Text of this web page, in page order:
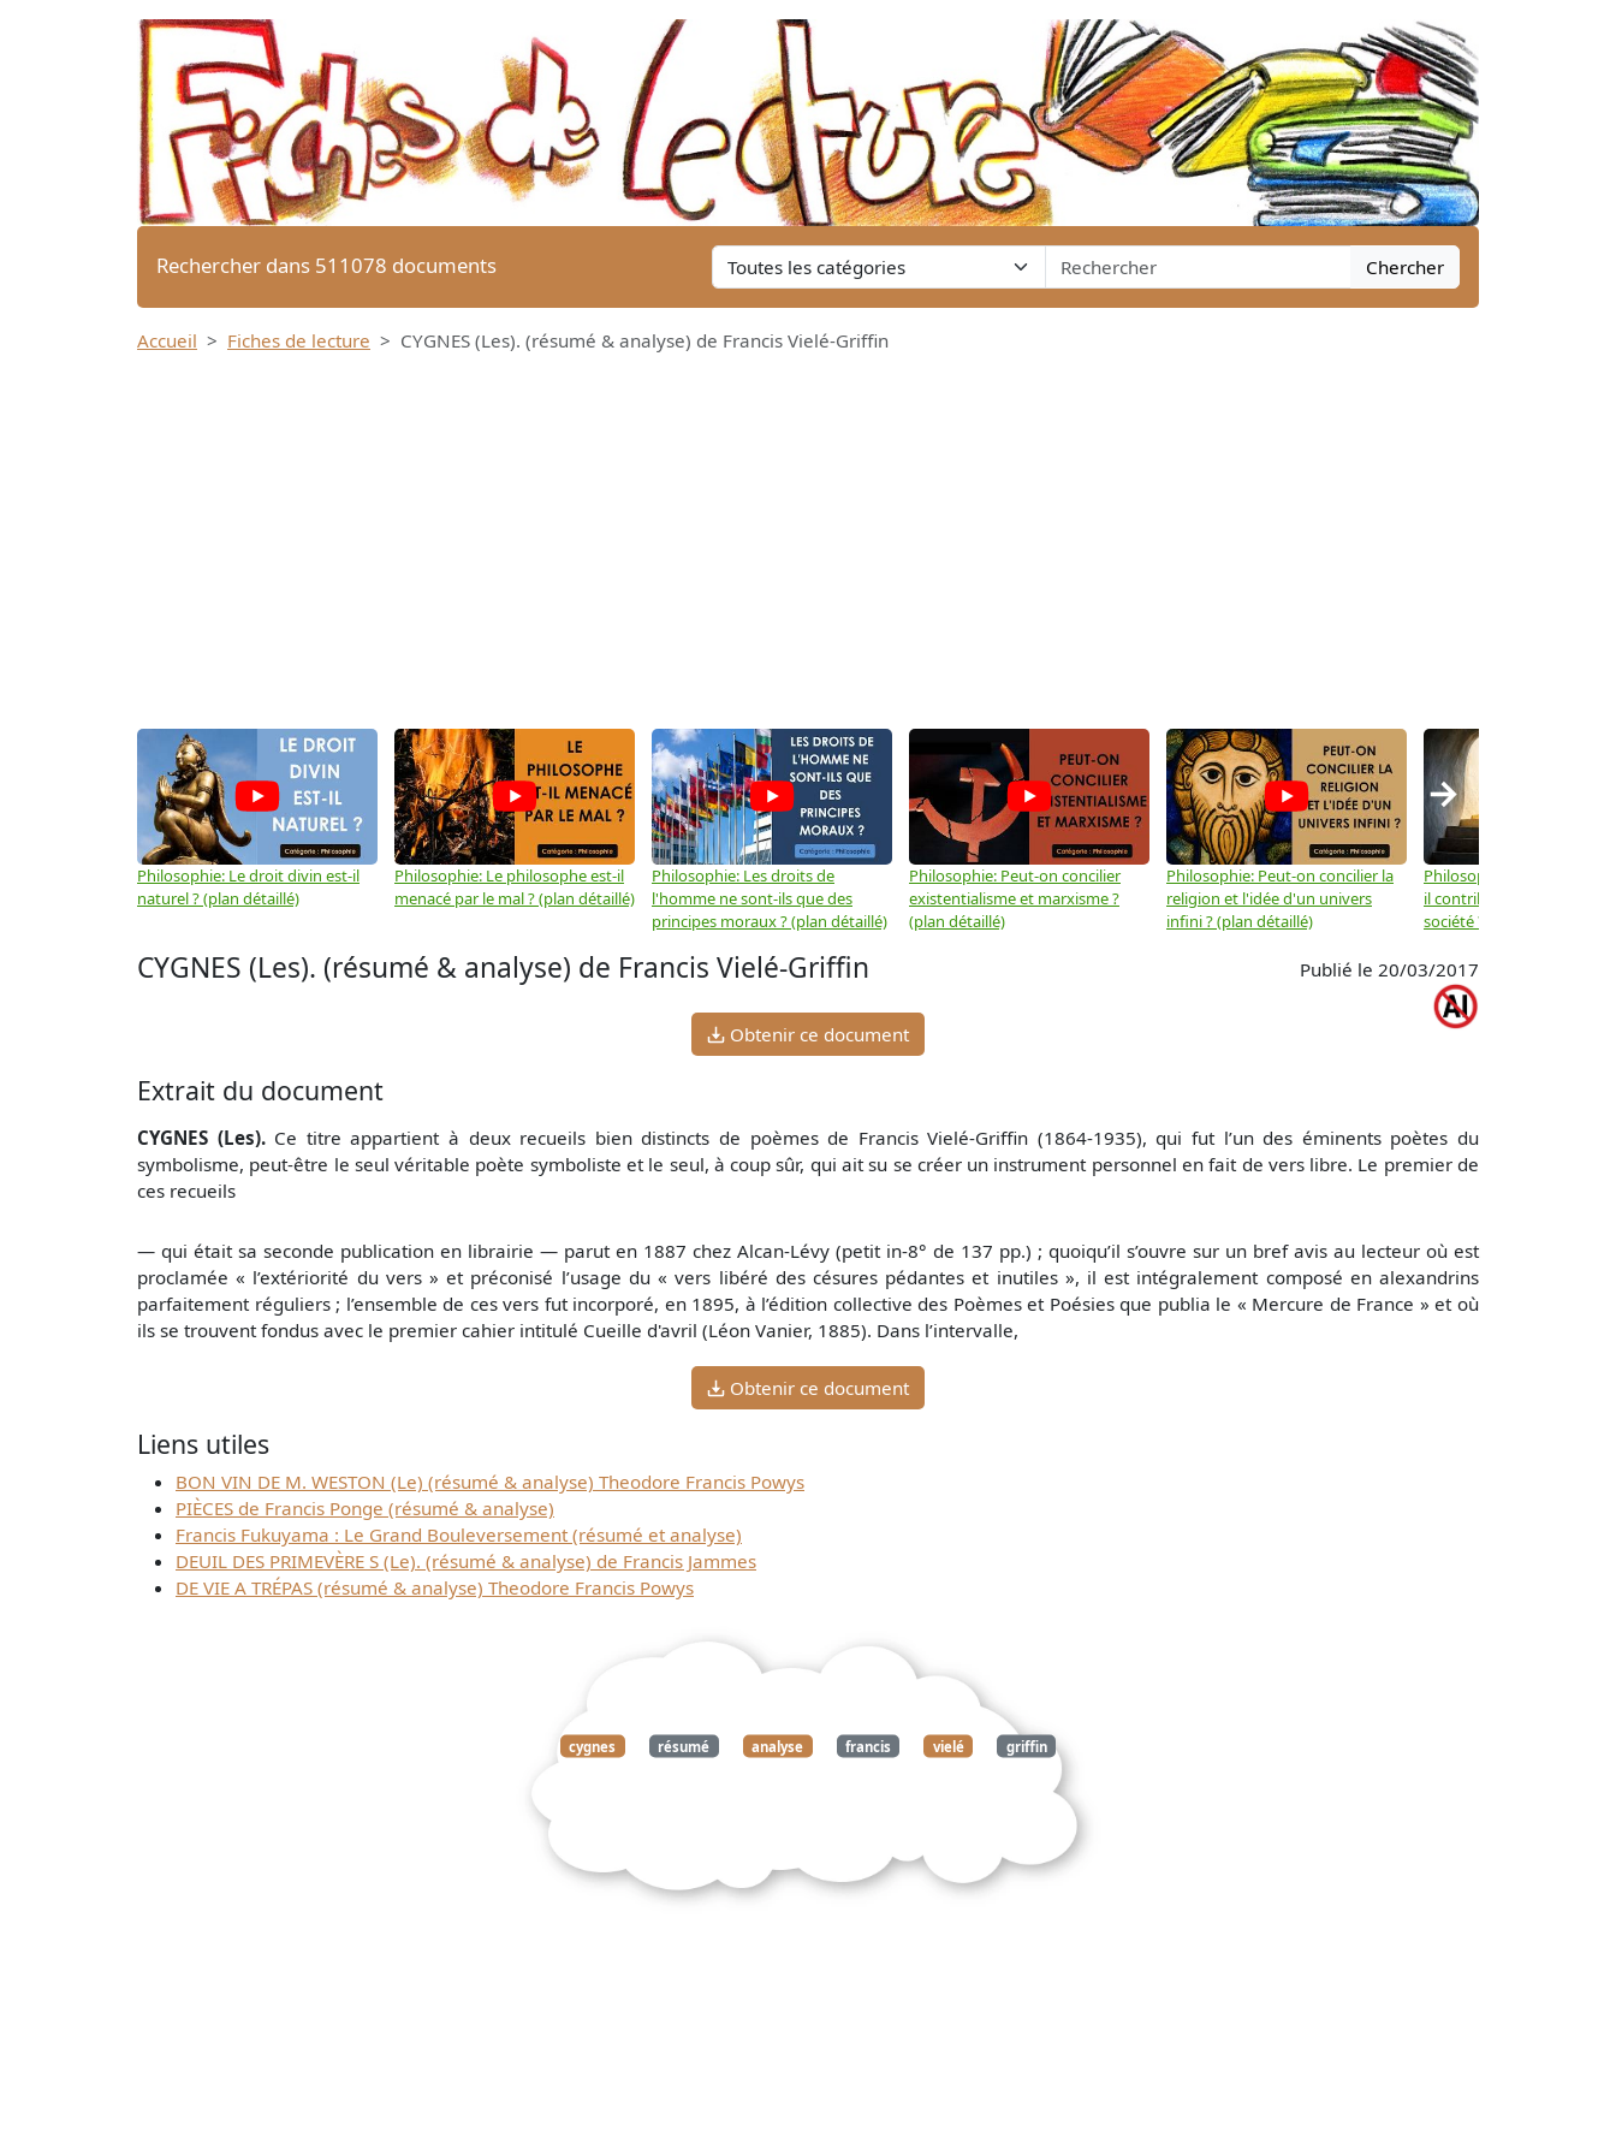
Rechercher dans 511078 documents Chercher
Accueil Fiches de lecture CYGNES (Les). (résumé & analyse) de Francis Vielé-Griffin
Philosophie: Le droit divin est-il
naturel ? (plan détaillé)
Philosophie: Le philosophe est-il
menacé par le mal ? (plan détaillé)
Philosophie: Les droits de
l'homme ne sont-ils que des
principes moraux ? (plan détaillé)
Philosophie: Peut-on concilier
existentialisme et marxisme ?
(plan détaillé)
Philosophie: Peut-on concilier la
religion et l'idée d'un univers
infini ? (plan détaillé)
Philosophie: Le
il contribuer au progrès de
société ? (plan détaillé)
→
CYGNES (Les). (résumé & analyse) de Francis Vielé-Griffin Publié le 20/03/2017
Obtenir ce document
Extrait du document
CYGNES (Les). Ce titre appartient à deux recueils bien distincts de poèmes de Francis Vielé-Griffin (1864-1935), qui fut l’un des éminents poètes du
symbolisme, peut-être le seul véritable poète symboliste et le seul, à coup sûr, qui ait su se créer un instrument personnel en fait de vers libre. Le premier de
ces recueils
— qui était sa seconde publication en librairie — parut en 1887 chez Alcan-Lévy (petit in-8° de 137 pp.) ; quoiqu’il s’ouvre sur un bref avis au lecteur où est
proclamée « l’extériorité du vers » et préconisé l’usage du « vers libéré des césures pédantes et inutiles », il est intégralement composé en alexandrins
parfaitement réguliers ; l’ensemble de ces vers fut incorporé, en 1895, à l’édition collective des Poèmes et Poésies que publia le « Mercure de France » et où
ils se trouvent fondus avec le premier cahier intitulé Cueille d'avril (Léon Vanier, 1885). Dans l’intervalle,
Obtenir ce document
Liens utiles
BON VIN DE M. WESTON (Le) (résumé & analyse) Theodore Francis Powys
PIÈCES de Francis Ponge (résumé & analyse)
Francis Fukuyama : Le Grand Bouleversement (résumé et analyse)
DEUIL DES PRIMEVÈRE S (Le). (résumé & analyse) de Francis Jammes
DE VIE A TRÉPAS (résumé & analyse) Theodore Francis Powys
cygnes résumé analyse francis vielé griffin